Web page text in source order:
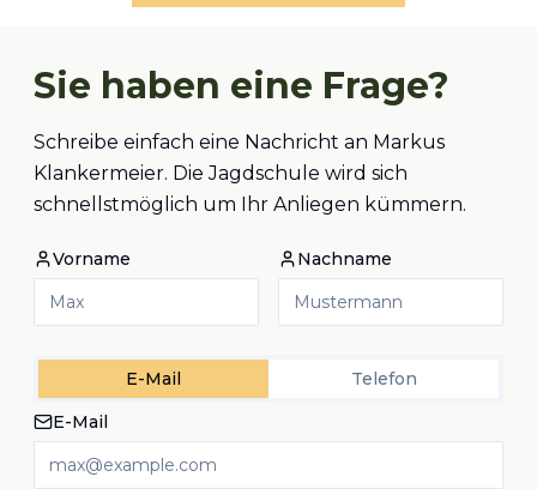
Sie haben eine Frage?
Schreibe einfach eine Nachricht an Markus
Klankermeier. Die Jagdschule wird sich
schnellstmöglich um Ihr Anliegen kümmern.
Vorname Nachname
E-Mail
Telefon
E-Mail